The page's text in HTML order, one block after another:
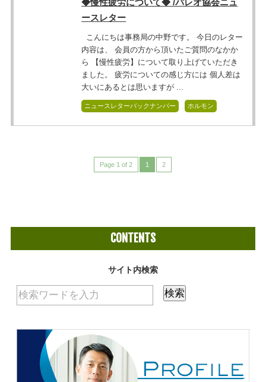
ースレター
こんにちは事務局の中野です。 今日のレター
内容は、 会員の方から頂いたご質問のなかか
ら 【慢性疲労】について取り上げていただき
ました。 疲労についての感じ方には 個人差は
大いにあるとは思いますが ...
ニュースレターバックナンバー ホルモン
Page 1 of 2 1 2
CONTENTS
サイト内検索